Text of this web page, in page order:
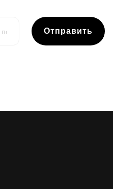
Отправить